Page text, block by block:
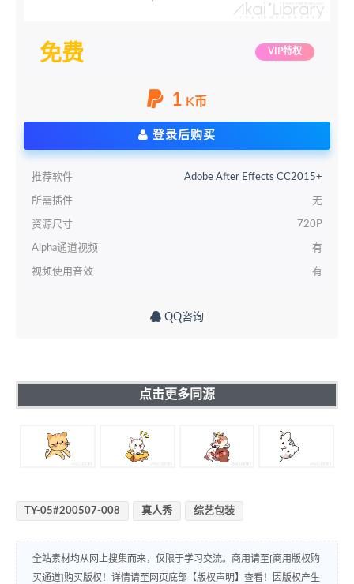
免费 VIP特权
1 K币
登录后购买
推荐软件 Adobe After Effects CC2015+
所需插件 无
资源尺寸 720P
Alpha通道视频 有
视频使用音效 有
QQ咨询
点击更多同源
TY-05#200507-008 真人秀 综艺包装
全站素材均从网上搜集而来，仅限于学习交流。商用请至[商用版权购
买通道]购买版权！详情请至网页底部【版权声明】查看！因版权产生